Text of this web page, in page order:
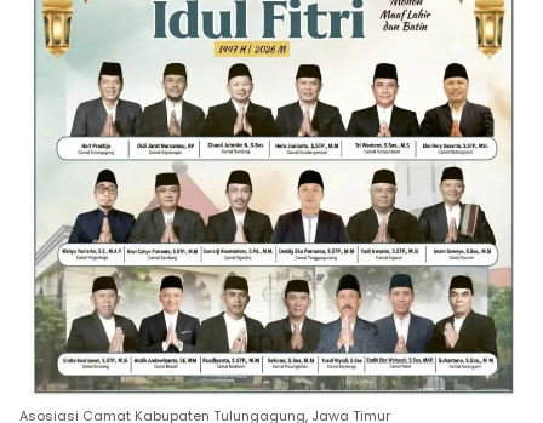
Asosiasi Camat Kabupaten Tulungagung, Jawa Timur